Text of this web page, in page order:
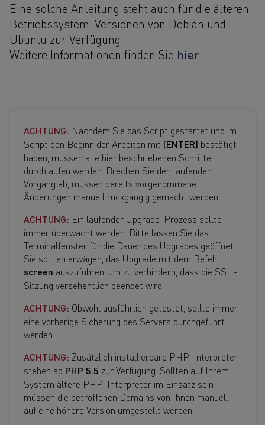
Eine solche Anleitung steht auch für die älteren
Betriebssystem-Versionen von Debian und
Ubuntu zur Verfügung.
Weitere Informationen finden Sie hier
ACHTUNG: Nachdem Sie das Script gestartet und im
Script den Beginn der Arbeiten mit [ENTER] bestätigt
haben, müssen alle hier beschriebenen Schritte
durchlaufen werden. Brechen Sie den laufenden
Vorgang ab, müssen bereits vorgenommene
Änderungen manuell rückgängig gemacht werden.
ACHTUNG: Ein laufender Upgrade-Prozess sollte
immer überwacht werden. Bitte lassen Sie das
Terminalfenster für die Dauer des Upgrades geöffnet.
Sie sollten erwägen, das Upgrade mit dem Befehl
screen auszuführen, um zu verhindern, dass die SSH-
Sitzung versehentlich beendet wird.
ACHTUNG: Obwohl ausführlich getestet, sollte immer
eine vorherige Sicherung des Servers durchgeführt
werden.
ACHTUNG: Zusätzlich installierbare PHP-Interpreter
stehen ab PHP 5.5 zur Verfügung. Sollten auf Ihrem
System ältere PHP-Interpreter im Einsatz sein
müssen die betroffenen Domains von Ihnen manuell
auf eine höhere Version umgestellt werden.